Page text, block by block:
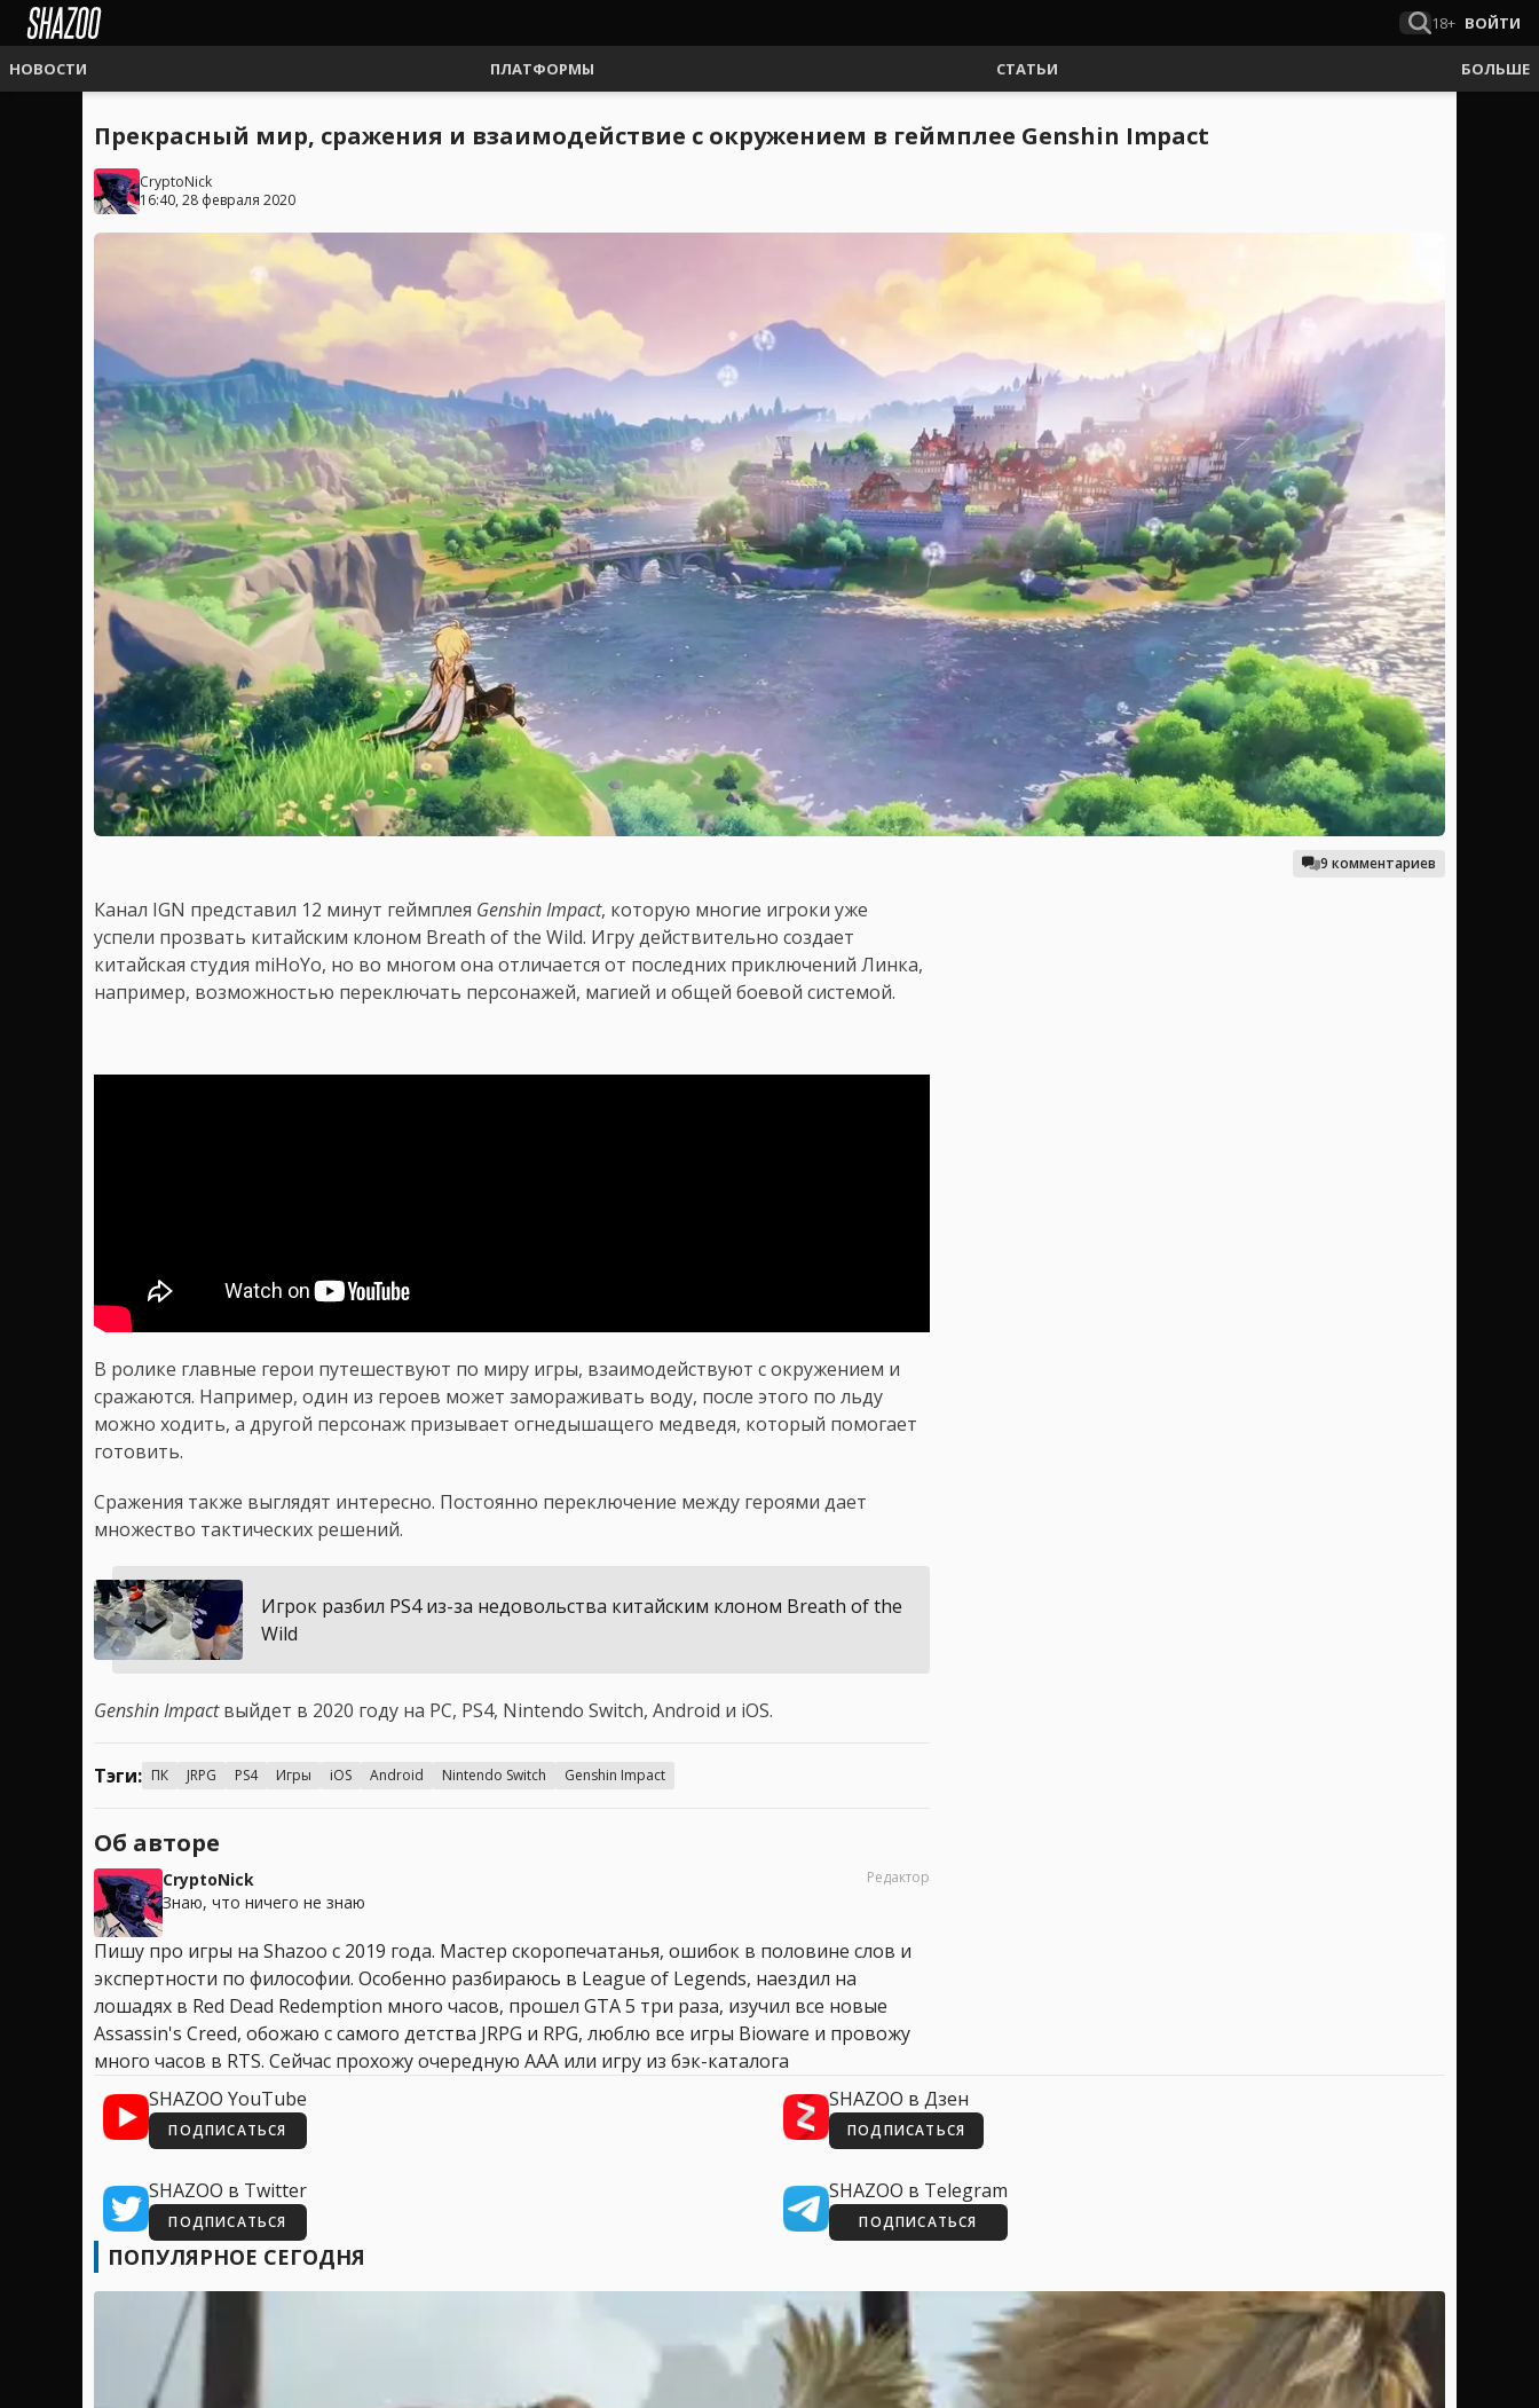
18+ ВОЙТИ
НОВОСТИ ПЛАТФОРМЫ СТАТЬИ БОЛЬШЕ
Прекрасный мир, сражения и взаимодействие с окружением в геймплее Genshin Impact
CryptoNick
16:40, 28 февраля 2020
9 комментариев
Канал IGN представил 12 минут геймплея Genshin Impact, которую многие игроки уже
успели прозвать китайским клоном Breath of the Wild. Игру действительно создает
китайская студия miHoYo, но во многом она отличается от последних приключений Линка,
например, возможностью переключать персонажей, магией и общей боевой системой.
В ролике главные герои путешествуют по миру игры, взаимодействуют с окружением и
сражаются. Например, один из героев может замораживать воду, после этого по льду
можно ходить, а другой персонаж призывает огнедышащего медведя, который помогает
готовить.
Сражения также выглядят интересно. Постоянно переключение между героями дает
множество тактических решений.
Игрок разбил PS4 из-за недовольства китайским клоном Breath of the
Wild
Genshin Impactвыйдет в 2020 году на PC, PS4, Nintendo Switch, Android и iOS.
Тэги: ПК JRPG PS4 Игры iOS Android Nintendo Switch Genshin Impact
Об авторе
CryptoNick
Знаю, что ничего не знаю
Редактор
Пишу про игры на Shazoo с 2019 года. Мастер скоропечатанья, ошибок в половине слов и
экспертности по философии. Особенно разбираюсь в League of Legends, наездил на
лошадях в Red Dead Redemption много часов, прошел GTA 5 три раза, изучил все новые
Assassin's Creed, обожаю с самого детства JRPG и RPG, люблю все игры Bioware и провожу
много часов в RTS. Сейчас прохожу очередную AAA или игру из бэк-каталога
SHAZOO YouTube
ПОДПИСАТЬСЯ
SHAZOO в Дзен
ПОДПИСАТЬСЯ
SHAZOO в Twitter
ПОДПИСАТЬСЯ
SHAZOO в Telegram
ПОДПИСАТЬСЯ
ПОПУЛЯРНОЕ СЕГОДНЯ